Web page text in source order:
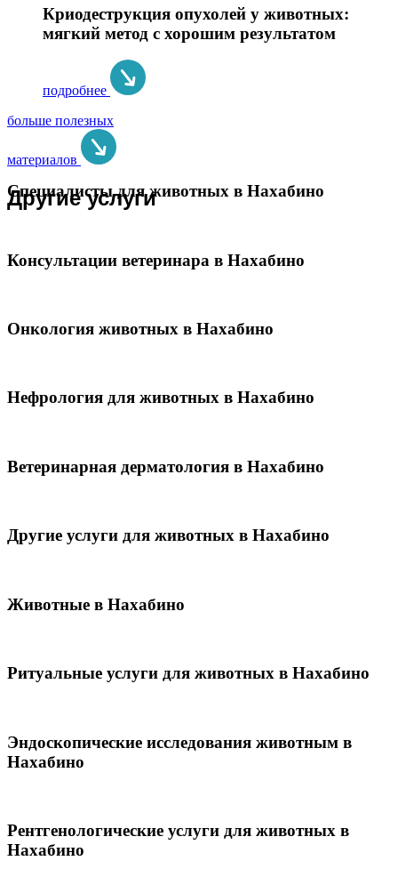
Криодеструкция опухолей у животных:
мягкий метод с хорошим результатом
подробнее
больше полезных
материалов
Другие услуги
Специалисты для животных в Нахабино
Консультации ветеринара в Нахабино
Онкология животных в Нахабино
Нефрология для животных в Нахабино
Ветеринарная дерматология в Нахабино
Другие услуги для животных в Нахабино
Животные в Нахабино
Ритуальные услуги для животных в Нахабино
Эндоскопические исследования животным в
Нахабино
Рентгенологические услуги для животных в
Нахабино